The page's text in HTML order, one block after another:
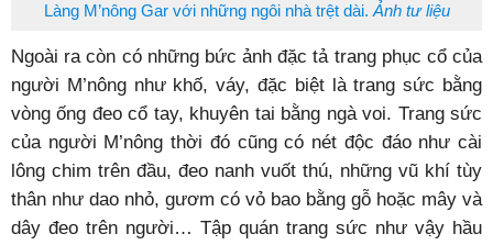
Làng M’nông Gar với những ngôi nhà trệt dài. Ảnh tư liệu
Ngoài ra còn có những bức ảnh đặc tả trang phục cổ của
người M’nông như khố, váy, đặc biệt là trang sức bằng
vòng ống đeo cổ tay, khuyên tai bằng ngà voi. Trang sức
của người M’nông thời đó cũng có nét độc đáo như cài
lông chim trên đầu, đeo nanh vuốt thú, những vũ khí tùy
thân như dao nhỏ, gươm có vỏ bao bằng gỗ hoặc mây và
dây đeo trên người… Tập quán trang sức như vậy hầu